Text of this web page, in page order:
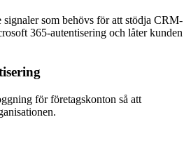
signaler som behövs för att stödja CRM-
365-autentisering och låter kunden
för företagskonton så att